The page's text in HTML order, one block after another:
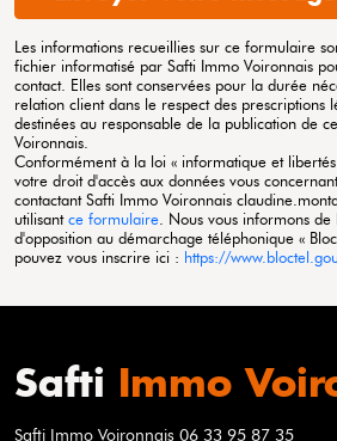
Les informations recueillies sur ce formulaire
fichier informatisé par Safti Immo Voironnais
contact. Elles sont conservées pour la durée
relation client dans le respect des prescriptions
destinées au responsable de la publication de
Voironnais
Conformément à la loi « informatique et
votre droit d'accès aux données vous
contactant Safti Immo Voironnais
utilisant ce formulaire . Nous vous informons
d'opposition au démarchage téléphonique «
pouvez vous inscrire ici : https://
Safti Immo
Safti Immo Voironnais 06 33 95 87 35